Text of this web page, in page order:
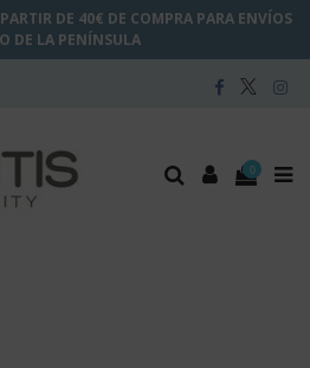
DE 40€ DE COMPRA PARA ENVÍOS
DE LA PENÍNSULA
0